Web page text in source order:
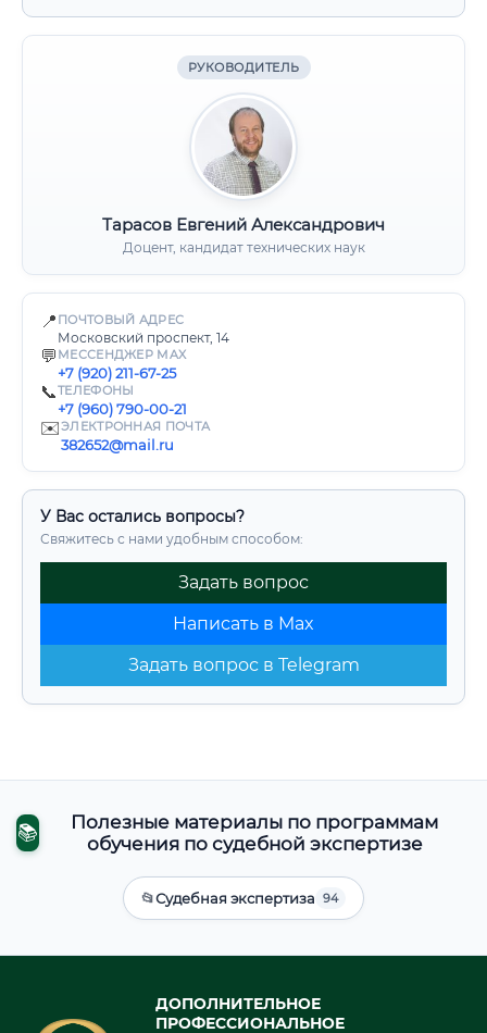
РУКОВОДИТЕЛЬ
Тарасов Евгений Александрович
Доцент, кандидат технических наук
📍 ПОЧТОВЫЙ АДРЕС
Московский проспект, 14
💬 МЕССЕНДЖЕР MAX
+7 (920) 211-67-25
📞ТЕЛЕФОНЫ
+7 (960) 790-00-21
✉️ЭЛЕКТРОННАЯ ПОЧТА
382652@mail.ru
У Вас остались вопросы?
Свяжитесь с нами удобным способом:
Задать вопрос
Написать в Max
Задать вопрос в Telegram
📚
Полезные материалы по программам
обучения по судебной экспертизе
📂Судебная экспертиза 94
ДОПОЛНИТЕЛЬНОЕ
ПРОФЕССИОНАЛЬНОЕ